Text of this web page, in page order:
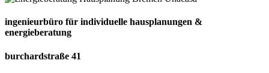
ingenieurbüro für individuelle hausplanungen &
energieberatung
burchardstraße 41